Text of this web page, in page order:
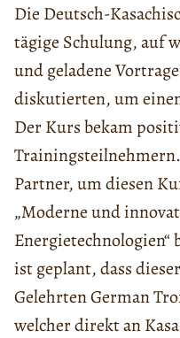
Die Deutsch-
tägige Schulung, auf
und geladene
diskutierten, um
Der Kurs bekam
Partner, um diesen
„Moderne und
Energietechnologien“
ist geplant, dass
Gelehrten German
welcher direkt an